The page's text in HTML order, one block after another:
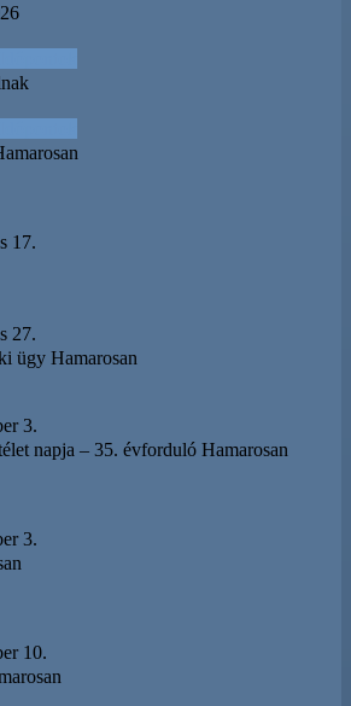
17.
27.
ügy Hamarosan
3.
napja – 35. évforduló Hamarosan
3.
10.